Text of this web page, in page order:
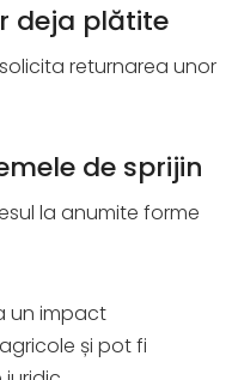
deja plătite
returnarea unor
de sprijin
la anumite forme
un impact
și pot fi